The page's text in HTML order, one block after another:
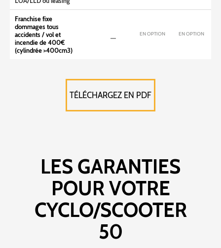
Franchise fixe
dommages tous
accidents / vol et
incendie de 400€
(cylindrée >400cm3)
EN OPTION EN OPTION
TÉLÉCHARGEZ EN PDF
LES GARANTIES
POUR VOTRE
CYCLO/SCOOTER
50